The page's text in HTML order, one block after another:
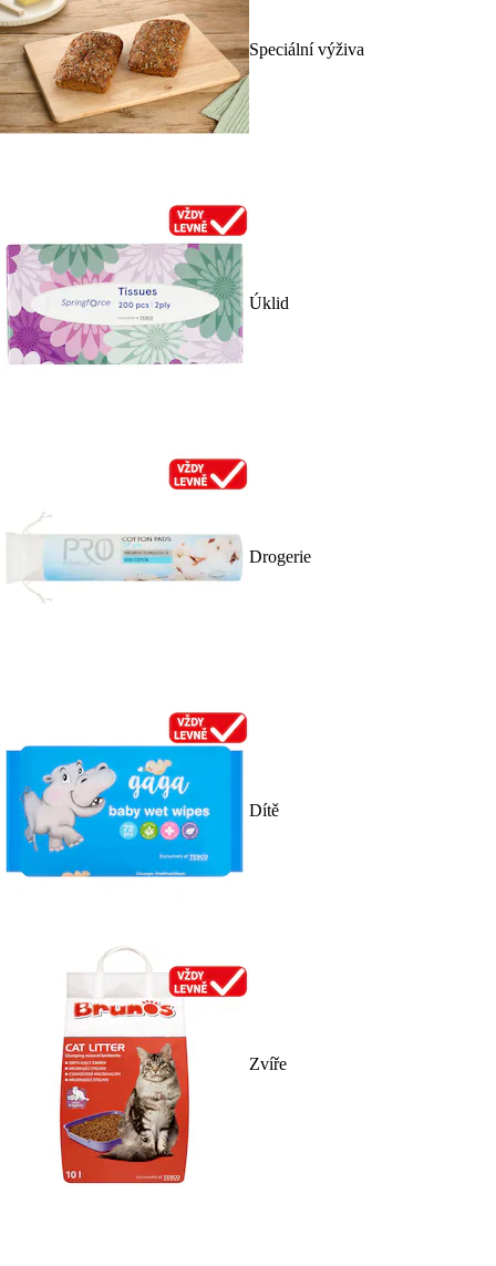
Speciální výživa
Úklid
Drogerie
Dítě
Zvíře